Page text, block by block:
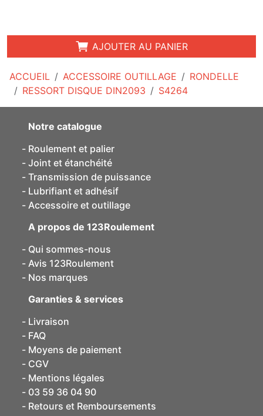
ACCUEIL ACCESSOIRE OUTILLAGE
RONDELLE
RESSORT DISQUE DIN2093
S4264
AJOUTER AU PANIER
Notre catalogue
Roulement et palier
Joint et étanchéité
Transmission de puissance
Lubrifiant et adhésif
Accessoire et outillage
A propos de 123Roulement
Qui sommes-nous
Avis 123Roulement
Nos marques
Garanties & services
Livraison
FAQ
Moyens de paiement
CGV
Mentions légales
03 59 36 04 90
Retours et Remboursements